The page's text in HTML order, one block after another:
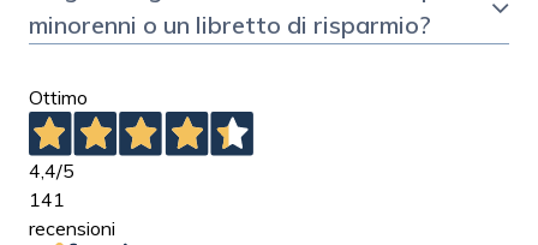
minorenni o un libretto di risparmio?
Ottimo
4,4/5
141
recensioni